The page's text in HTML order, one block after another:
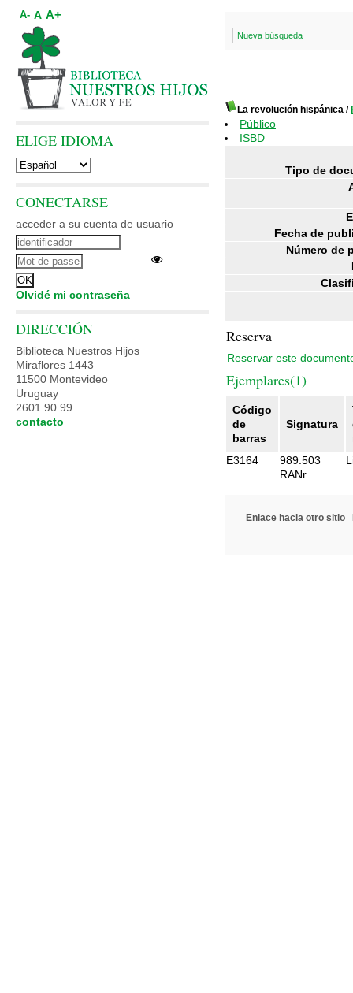
Nueva búsqueda
La revolución hispánica /
Público
ISBD
Tipo de
Fecha de
Número de
Reserva
Reservar este
Ejemplares(1)
Código
de
barras
Signatura
E3164
989.503
RANr
Enlace hacia otro sitio
A- A A+
ELIGE IDIOMA
CONECTARSE
acceder a su cuenta de usuario
Olvidé mi contraseña
DIRECCIÓN
Biblioteca Nuestros Hijos
Miraflores 1443
11500 Montevideo
Uruguay
2601 90 99
contacto